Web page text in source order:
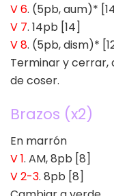
V 6. (5pb, aum)*
V 7. 14pb [14]
V 8. (5pb, dism)*
Terminar y cerrar,
de coser.
Brazos (x2)
En marrón
V 1. AM, 8pb [8]
V 2-3. 8pb [8]